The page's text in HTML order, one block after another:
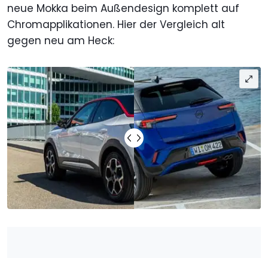
neue Mokka beim Außendesign komplett auf
Chromapplikationen. Hier der Vergleich alt
gegen neu am Heck: